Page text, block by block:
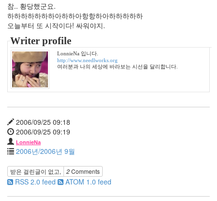
참.. 황당했군요.
하하하하하하하아하하아항항하아하하하하하
오늘부터 또 시작이다! 싸워야지.
Writer profile
LonnieNa 입니다.
http://www.needlworks.org
여러분과 나의 세상에 바라보는 시선을 달리합니다.
2006/09/25 09:18
2006/09/25 09:19
LonnieNa
2006년/2006년 9월
받은 걸린글이 없고, 2Comments
RSS 2.0 feed ATOM 1.0 feed
35
2006
년
4
월
25
2006
년
5
21
2006
년
6
월
1
2006
년
7
월